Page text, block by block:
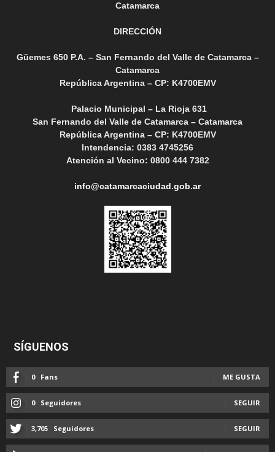
Catamarca
DIRECCIÓN
Güemes 650 P.A. – San Fernando del Valle de Catamarca –
Catamarca
República Argentina – CP: K4700EMV
Palacio Municipal – La Rioja 631
San Fernando del Valle de Catamarca – Catamarca
República Argentina – CP: K4700EMV
Intendencia: 0383 4745256
Atención al Vecino: 0800 444 7382
info@catamarcaciudad.gob.ar
SÍGUENOS
0 Fans ME GUSTA
0 Seguidores SEGUIR
3,705 Seguidores SEGUIR